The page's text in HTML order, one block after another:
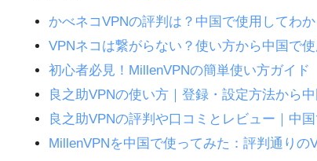
かべネコVPNの評判は？中国で使用してわ
VPNネコは繋がらない？使い方から中国で
初心者必見！MillenVPNの簡単使い方ガイド
良之助VPNの使い方｜登録・設定方法から
良之助VPNの評判や口コミとレビュー｜中
MillenVPNを中国で使ってみた：評判通りの